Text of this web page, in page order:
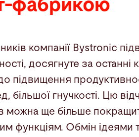
фабрикою
компанії Bystronic
досягнуте за останні
підвищення
більшої гнучкості. Цю
можна ще більше
функціям. Обмін ідеями